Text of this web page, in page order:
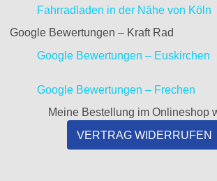
Fahrradladen in der Nähe von Köln
Google Bewertungen – Kraft Rad
Google Bewertungen – Euskirchen
Google Bewertungen – Frechen
Meine Bestellung im Onlineshop
VERTRAG WIDERRUFEN